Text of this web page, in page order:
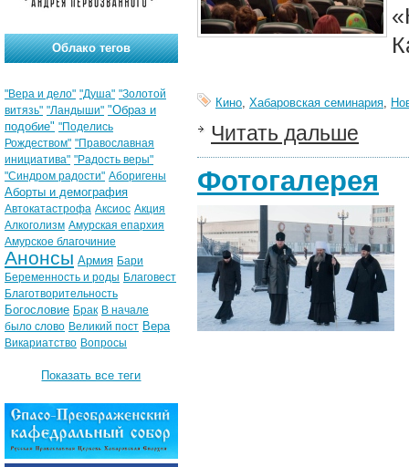
Кино, Хабаровская семинария,
Читать дальше
Фотогалерея
Облако тегов
"Вера и дело" "Душа" "Золотой
витязь" "Ландыши" "Образ и
подобие" "Поделись
Рождеством" "Православная
инициатива" "Радость веры"
"Синдром радости" Аборигены
Аборты и демография
Автокатастрофа Аксиос Акция
Алкоголизм Амурская епархия
Амурское благочиние
Анонсы Армия Бари
Беременность и роды Благовест
Благотворительность
Богословие Брак В начале
было слово Великий пост Вера
Викариатство Вопросы
Показать все теги